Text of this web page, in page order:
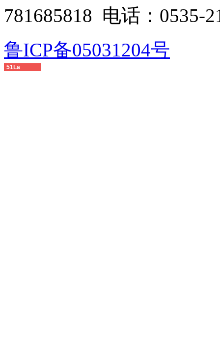
781685818 电话：0535-
鲁ICP备05031204号
51La